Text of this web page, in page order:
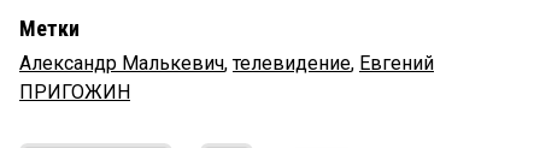
Метки
Александр Малькевич,телевидение, Евгений
ПРИГОЖИН